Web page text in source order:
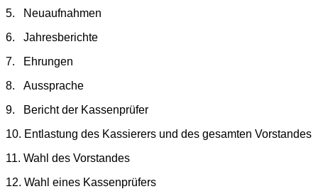
5. Neuaufnahmen
6. Jahresberichte
7. Ehrungen
8. Aussprache
9. Bericht der Kassenprüfer
10. Entlastung des Kassierers und des gesamten Vorstandes
11. Wahl des Vorstandes
12. Wahl eines Kassenprüfers